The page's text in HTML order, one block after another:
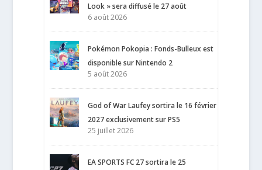
Look » sera diffusé le 27 août
6 août 2026
Pokémon Pokopia : Fonds-Bulleux est
disponible sur Nintendo 2
5 août 2026
God of War Laufey sortira le 16 février
2027 exclusivement sur PS5
25 juillet 2026
EA SPORTS FC 27 sortira le 25